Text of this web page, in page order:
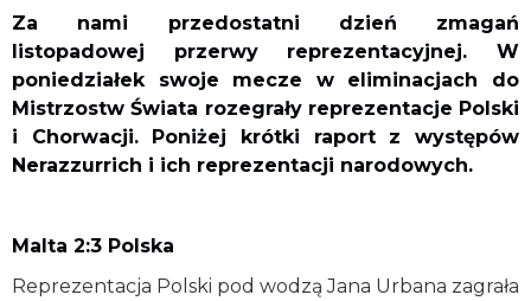
Za nami przedostatni dzień zmagań
listopadowej przerwy reprezentacyjnej. W
poniedziałek swoje mecze w eliminacjach do
Mistrzostw Świata rozegrały reprezentacje Polski
i Chorwacji. Poniżej krótki raport z występów
Nerazzurrich i ich reprezentacji narodowych.
Malta 2:3 Polska
Reprezentacja Polski pod wodzą Jana Urbana zagrała